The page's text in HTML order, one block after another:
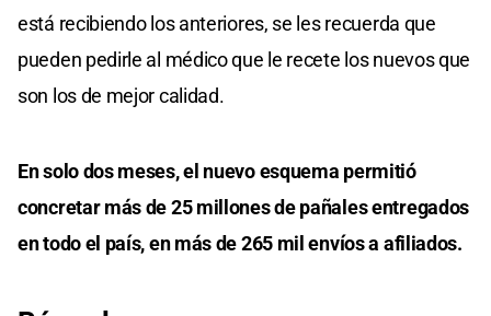
está recibiendo los anteriores, se les recuerda que
pueden pedirle al médico que le recete los nuevos que
son los de mejor calidad.
En solo dos meses, el nuevo esquema permitió
concretar más de 25 millones de pañales entregados
en todo el país, en más de 265 mil envíos a afiliados.